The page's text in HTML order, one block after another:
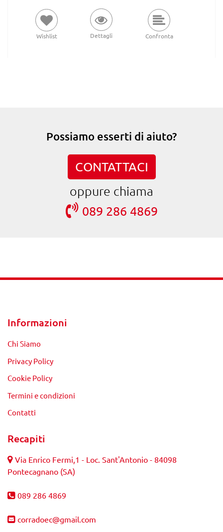
Wishlist Dettagli Confronta
Possiamo esserti di aiuto?
CONTATTACI
oppure chiama
089 286 4869
Informazioni
Chi Siamo
Privacy Policy
Cookie Policy
Termini e condizioni
Contatti
Recapiti
Via Enrico Fermi,1 - Loc. Sant'Antonio - 84098
Pontecagnano (SA)
089 286 4869
corradoec@gmail.com